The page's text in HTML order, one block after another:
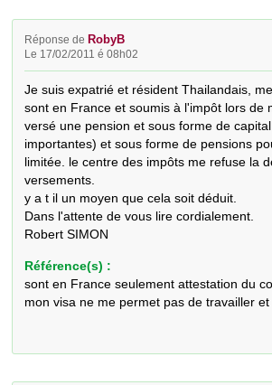
Réponse de RobyB
Le 17/02/2011 é 08h02
Je suis expatrié et résident Thailandais,
sont en France et soumis à l'impôt lors de
versé une pension et sous forme de
importantes) et sous forme de pensions
limitée. le centre des impôts me refuse la
versements.
y a t il un moyen que cela soit déduit.
Dans l'attente de vous lire cordialement.
Robert SIMON
Référence(s) :
sont en France seulement attestation du
mon visa ne me permet pas de travailler et